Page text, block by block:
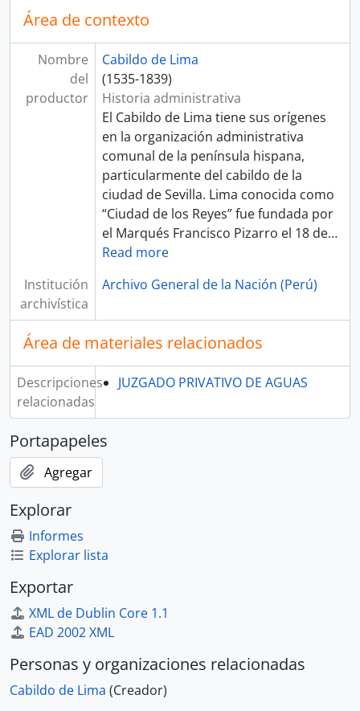
Área de contexto
Nombre
del
productor
Cabildo de Lima
(1535-1839)
Historia administrativa
El Cabildo de Lima tiene sus orígenes
en la organización administrativa
comunal de la península hispana,
particularmente del cabildo de la
ciudad de Sevilla. Lima conocida como
“Ciudad de los Reyes” fue fundada por
el Marqués Francisco Pizarro el 18 de…
Read more
Institución
archivística
Archivo General de la Nación (Perú)
Área de materiales relacionados
Descripciones
relacionadas
JUZGADO PRIVATIVO DE AGUAS
Portapapeles
Agregar
Explorar
Informes
Explorar lista
Exportar
XML de Dublin Core 1.1
EAD 2002 XML
Personas y organizaciones relacionadas
Cabildo de Lima (Creador)